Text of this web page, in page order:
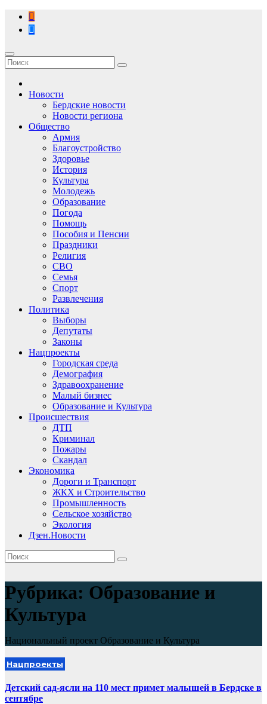
Перейти
содержимому
Новости
Бердские новости
Новости региона
Общество
Армия
Благоустройство
Здоровье
История
Культура
Молодежь
Образование
Погода
Помощь
Пособия и Пенсии
Праздники
Религия
СВО
Семья
Спорт
Развлечения
Политика
Выборы
Депутаты
Законы
Нацпроекты
Городская среда
Демография
Здравоохранение
Малый бизнес
Образование и Культура
Происшествия
ДТП
Криминал
Пожары
Скандал
Экономика
Дороги и Транспорт
ЖКХ и Строительство
Промышленность
Сельское хозяйство
Экология
Дзен.Новости
Рубрика: Образование и
Культура
Национальный проект Образование и Культура
Нацпроекты
Детский сад-ясли на 110 мест примет малышей в Бердске в
сентябре